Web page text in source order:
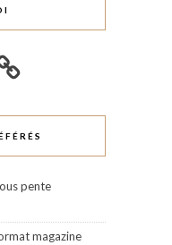
pente
magazine